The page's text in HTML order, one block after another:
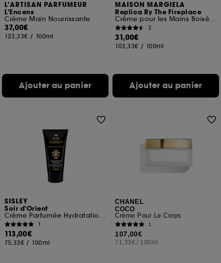
L'ARTISAN PARFUMEUR
L'Encens
Crème Main Nourrissante
37,00€
123,33€ / 100ml
Ajouter au panier
MAISON MARGIELA
Replica By The Fireplace
Crème pour les Mains Boisée Ambrée
2
31,00€
103,33€ / 100ml
Ajouter au panier
SISLEY
Soir d'Orient
Crème Parfumée Hydratation Corps
1
113,00€
75,33€ / 100ml
CHANEL
COCO
Crème Pour Le Corps
1
107,00€
71,33€ / 100ml